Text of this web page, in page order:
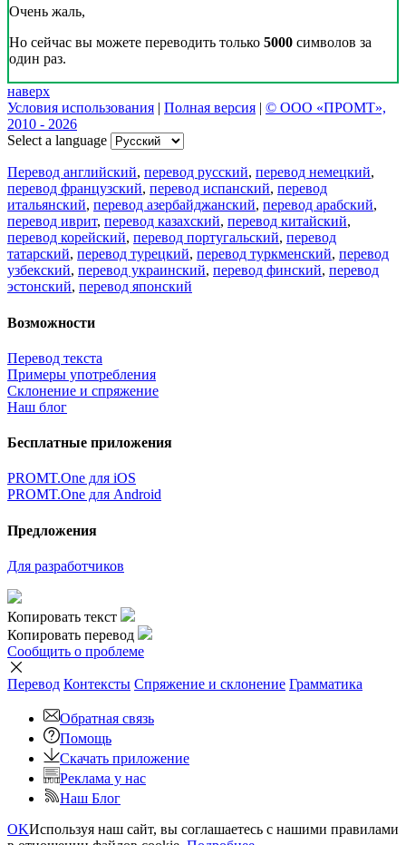
Очень жаль,
Но сейчас вы можете переводить только 5000 символов за
один раз.
наверх
Условия использования | Полная версия | © ООО «ПРОМТ»,
2010 - 2026
Select a language
Перевод английский, перевод русский, перевод немецкий,
перевод французский, перевод испанский, перевод
итальянский, перевод азербайджанский, перевод арабский,
перевод иврит, перевод казахский, перевод китайский,
перевод корейский, перевод португальский, перевод
татарский, перевод турецкий, перевод туркменский, перевод
узбекский, перевод украинский, перевод финский, перевод
эстонский, перевод японский
Возможности
Перевод текста
Примеры употребления
Склонение и спряжение
Наш блог
Бесплатные приложения
PROMT.One для iOS
PROMT.One для Android
Предложения
Для разработчиков
Копировать текст
Копировать перевод
Сообщить о проблеме
Перевод Контексты Спряжение и склонение Грамматика
Обратная связь
Помощь
Скачать приложение
Реклама у нас
Наш Блог
OKИспользуя наш сайт, вы соглашаетесь с нашими правилами